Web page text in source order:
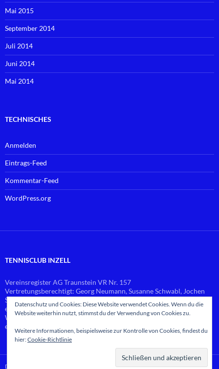
Mai 2015
September 2014
Juli 2014
Juni 2014
Mai 2014
TECHNISCHES
Anmelden
Eintrags-Feed
Kommentar-Feed
WordPress.org
TENNISCLUB INZELL
Vereinsregister AG Traunstein VR Nr. 157
Vertretungsberechtigt: Georg Neumann, Susanne Schwabl, Jochen
Schlierf
email:vorstand@tennis-inzell.de
Web-Master: Georg Neumann
email:
Datenschutzerklärung Stolz präsentiert von WordPress
Datenschutz und Cookies: Diese Website verwendet Cookies. Wenn du die
Website weiterhin nutzt, stimmst du der Verwendung von Cookies zu.
Weitere Informationen, beispielsweise zur Kontrolle von Cookies, findest du
hier:Cookie-Richtlinie